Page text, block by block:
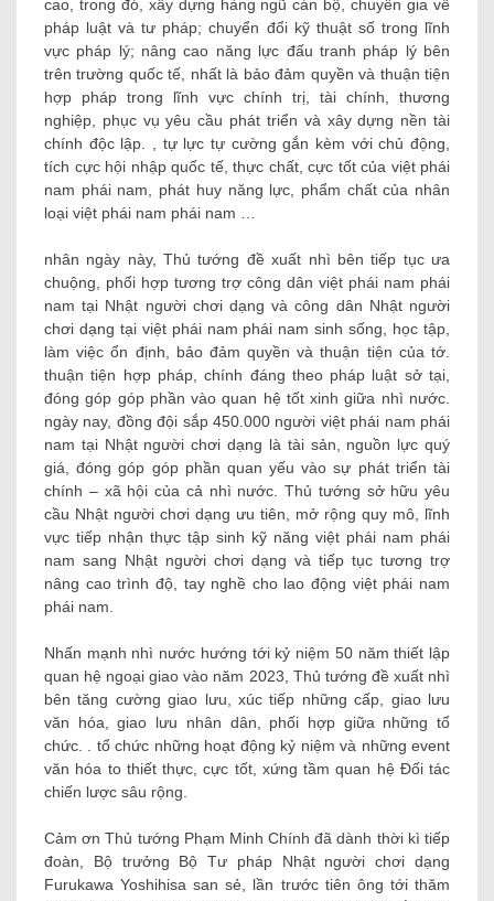
cao, trong đó, xây dựng hàng ngũ cán bộ, chuyên gia về
pháp luật và tư pháp; chuyển đổi kỹ thuật số trong lĩnh
vực pháp lý; nâng cao năng lực đấu tranh pháp lý bên
trên trường quốc tế, nhất là bảo đảm quyền và thuận tiện
hợp pháp trong lĩnh vực chính trị, tài chính, thương
nghiệp, phục vụ yêu cầu phát triển và xây dựng nền tài
chính độc lập. , tự lực tự cường gắn kèm với chủ động,
tích cực hội nhập quốc tế, thực chất, cực tốt của việt phái
nam phái nam, phát huy năng lực, phẩm chất của nhân
loại việt phái nam phái nam …
nhân ngày này, Thủ tướng đề xuất nhì bên tiếp tục ưa
chuộng, phối hợp tương trợ công dân việt phái nam phái
nam tại Nhật người chơi dạng và công dân Nhật người
chơi dạng tại việt phái nam phái nam sinh sống, học tập,
làm việc ổn định, bảo đảm quyền và thuận tiện của tớ.
thuận tiện hợp pháp, chính đáng theo pháp luật sở tại,
đóng góp góp phần vào quan hệ tốt xinh giữa nhì nước.
ngày nay, đồng đội sắp 450.000 người việt phái nam phái
nam tại Nhật người chơi dạng là tài sản, nguồn lực quý
giá, đóng góp góp phần quan yếu vào sự phát triển tài
chính – xã hội của cả nhì nước. Thủ tướng sở hữu yêu
cầu Nhật người chơi dạng ưu tiên, mở rộng quy mô, lĩnh
vực tiếp nhận thực tập sinh kỹ năng việt phái nam phái
nam sang Nhật người chơi dạng và tiếp tục tương trợ
nâng cao trình độ, tay nghề cho lao động việt phái nam
phái nam.
Nhấn mạnh nhì nước hướng tới kỷ niệm 50 năm thiết lập
quan hệ ngoại giao vào năm 2023, Thủ tướng đề xuất nhì
bên tăng cường giao lưu, xúc tiếp những cấp, giao lưu
văn hóa, giao lưu nhân dân, phối hợp giữa những tổ
chức. . tổ chức những hoạt động kỷ niệm và những event
văn hóa to thiết thực, cực tốt, xứng tầm quan hệ Đối tác
chiến lược sâu rộng.
Cảm ơn Thủ tướng Phạm Minh Chính đã dành thời kì tiếp
đoàn, Bộ trưởng Bộ Tư pháp Nhật người chơi dạng
Furukawa Yoshihisa san sẻ, lần trước tiên ông tới thăm